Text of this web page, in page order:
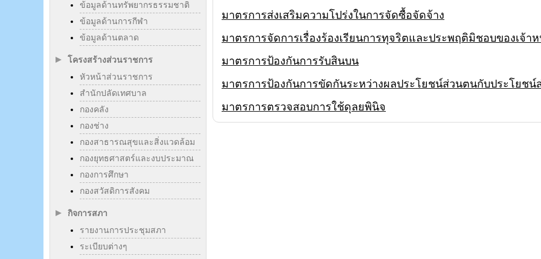
ข้อมูลด้านทรัพยากรธรรมชาติ
ข้อมูลด้านการกีฬา
ข้อมูลด้านตลาด
โครงสร้างส่วนราชการ
หัวหน้าส่วนราชการ
สำนักปลัดเทศบาล
กองคลัง
กองช่าง
กองสาธารณสุขและสิ่งแวดล้อม
กองยุทธศาสตร์และงบประมาณ
กองการศึกษา
กองสวัสดิการสังคม
กิจการสภา
รายงานการประชุมสภา
ระเบียบต่างๆ
มาตรการส่งเสริมความโปร่งในการจัดซื้อจัดจ้าง
มาตรการจัดการเรื่องร้องเรียนการทุจริตและประพฤติมิชอบของเจ้า
มาตรการป้องกันการรับสินบน
มาตรการป้องกันการขัดกันระหว่างผลประโยชน์ส่วนตนกับประโยชน์
มาตรการตรวจสอบการใช้ดุลยพินิจ